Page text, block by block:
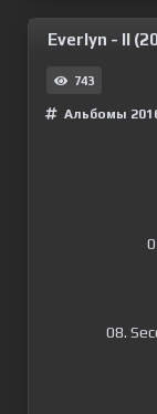
Everlyn - II
743
Альбомы
08.